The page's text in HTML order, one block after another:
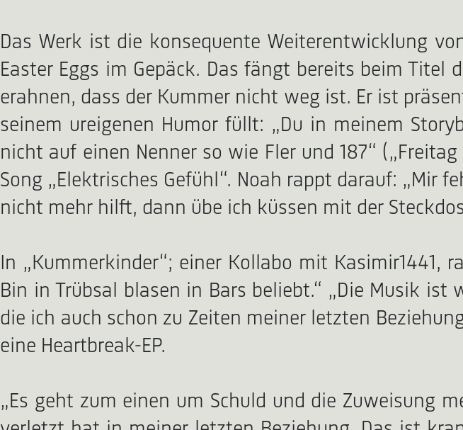
Das Werk ist die konsequente Weiterentwicklung
Easter Eggs im Gepäck. Das fängt bereits beim
erahnen, dass der Kummer nicht weg ist. Er ist
seinem ureigenen Humor füllt: „Du in meinem
nicht auf einen Nenner so wie Fler und 187“
Song „Elektrisches Gefühl“. Noah rappt darauf: „Mir
nicht mehr hilft, dann übe ich küssen mit der
In „Kummerkinder“; einer Kollabo mit Kasimir1441,
Bin in Trübsal blasen in Bars beliebt.“ „Die Musik
die ich auch schon zu Zeiten meiner letzten
eine Heartbreak-EP.
„Es geht zum einen um Schuld und die Zuweisung